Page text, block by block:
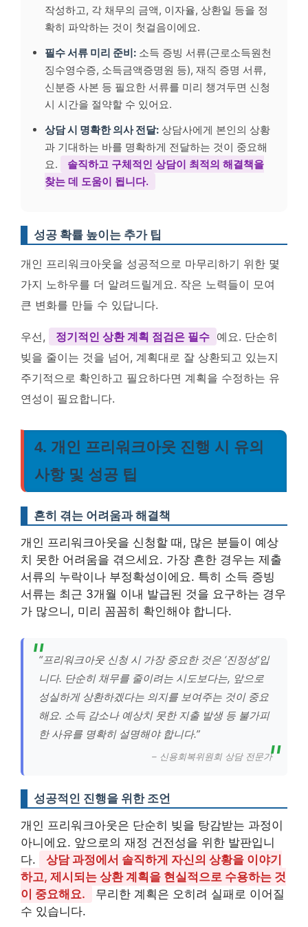
작성하고, 각 채무의 금액, 이자율, 상환일 등을 정
확히 파악하는 것이 첫걸음이에요.
필수 서류 미리 준비: 소득 증빙 서류(근로소득원천
징수영수증, 소득금액증명원 등), 재직 증명 서류,
신분증 사본 등 필요한 서류를 미리 챙겨두면 신청
시 시간을 절약할 수 있어요.
상담 시 명확한 의사 전달: 상담사에게 본인의 상황
과 기대하는 바를 명확하게 전달하는 것이 중요해
요.
솔직하고 구체적인 상담이 최적의 해결책을
찾는 데 도움이 됩니다.
성공 확률 높이는 추가 팁
개인 프리워크아웃을 성공적으로 마무리하기 위한 몇
가지 노하우를 더 알려드릴게요. 작은 노력들이 모여
큰 변화를 만들 수 있답니다.
우선, 정기적인 상환 계획 점검은 필수 예요. 단순히
빚을 줄이는 것을 넘어, 계획대로 잘 상환되고 있는지
주기적으로 확인하고 필요하다면 계획을 수정하는 유
연성이 필요합니다.
4. 개인 프리워크아웃 진행 시 유의
사항 및 성공 팁
흔히 겪는 어려움과 해결책
개인 프리워크아웃을 신청할 때, 많은 분들이 예상
치 못한 어려움을 겪으세요. 가장 흔한 경우는 제출
서류의 누락이나 부정확성이에요. 특히 소득 증빙
서류는 최근 3개월 이내 발급된 것을 요구하는 경우
가 많으니, 미리 꼼꼼히 확인해야 합니다.
“프리워크아웃 신청 시 가장 중요한 것은 ‘진정성’입
니다. 단순히 채무를 줄이려는 시도보다는, 앞으로
성실하게 상환하겠다는 의지를 보여주는 것이 중요
해요. 소득 감소나 예상치 못한 지출 발생 등 불가피
한 사유를 명확히 설명해야 합니다.”
– 신용회복위원회 상담 전문가
성공적인 진행을 위한 조언
개인 프리워크아웃은 단순히 빚을 탕감받는 과정이
아니에요. 앞으로의 재정 건전성을 위한 발판입니
다.
상담 과정에서 솔직하게 자신의 상황을 이야기
하고, 제시되는 상환 계획을 현실적으로 수용하는 것
이 중요해요.
무리한 계획은 오히려 실패로 이어질
수 있습니다.